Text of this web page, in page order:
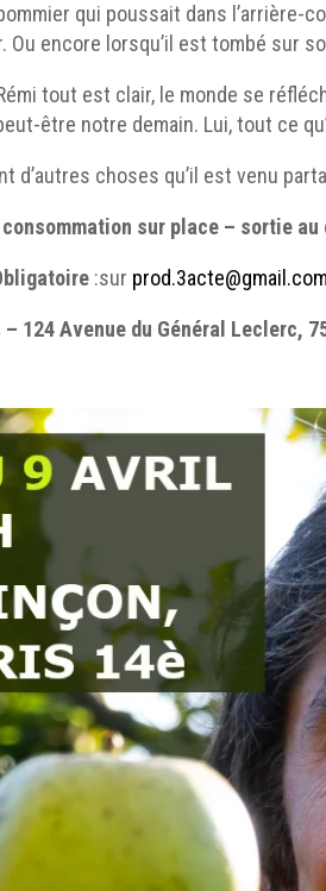
qui poussait dans l’arrière-
Ou encore lorsqu’il est tombé sur
tout est clair, le monde se
être notre demain. Lui, tout ce
d’autres choses qu’il est venu
sur place – sortie au
:sur prod.3acte@gmail.com
124 Avenue du Général Leclerc,